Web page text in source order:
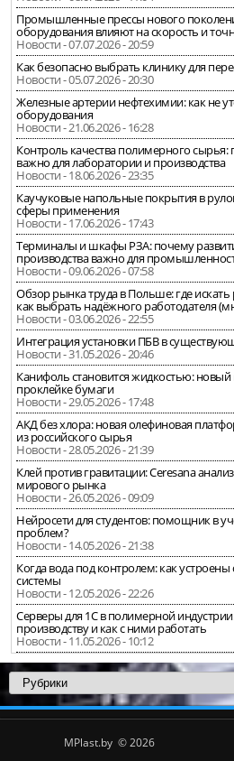
Промышленные прессы нового
оборудования влияют на скорость и
Новости - 07.07.2026 - 20:59
Как безопасно выбрать клинику для
Новости - 05.07.2026 - 20:30
Железные артерии нефтехимии: как не
оборудования
Новости - 21.06.2026 - 16:28
Контроль качества полимерного
важно для лаборатории и производства
Новости - 18.06.2026 - 23:35
Каучуковые напольные покрытия в
сферы применения
Новости - 17.06.2026 - 17:43
Терминалы и шкафы РЗА: почему
производства важно для
Новости - 09.06.2026 - 07:58
Обзор рынка труда в Польше: где искать
как выбрать надёжного работодателя
Новости - 03.06.2026 - 22:55
Интеграция установки ПБВ в
Новости - 31.05.2026 - 20:46
Канифоль становится жидкостью:
проклейке бумаги
Новости - 29.05.2026 - 17:48
АКД без хлора: новая олефиновая
из российского сырья
Новости - 28.05.2026 - 21:39
Клей против гравитации: Ceresana
мирового рынка
Новости - 26.05.2026 - 09:09
Нейросети для студентов: помощник в
проблем?
Новости - 14.05.2026 - 21:38
Когда вода под контролем: как
системы
Новости - 12.05.2026 - 22:26
Серверы для 1С в полимерной
производству и как с ними работать
Новости - 11.05.2026 - 10:12
MPlast.by © 2026